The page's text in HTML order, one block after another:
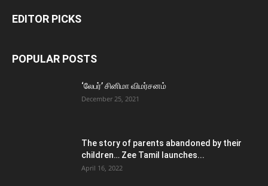
EDITOR PICKS
POPULAR POSTS
‘லேபர்’ சினிமா விமர்சனம்
December 25, 2021
The story of parents abandoned by their
children… Zee Tamil launches...
April 16, 2022